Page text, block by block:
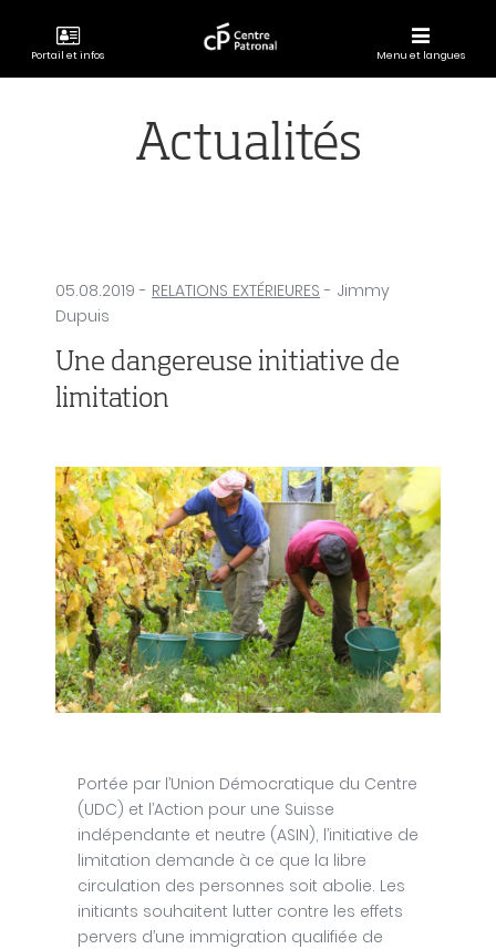
Portail et infos
CENTRE
Menu et langues
Actualités
05.08.2019 - RELATIONS EXTÉRIEURES - Jimmy
Dupuis
Une dangereuse initiative de
limitation
Portée par l’Union Démocratique du Centre
(UDC) et l’Action pour une Suisse
indépendante et neutre (ASIN), l’initiative de
limitation demande à ce que la libre
circulation des personnes soit abolie. Les
initiants souhaitent lutter contre les effets
pervers d’une immigration qualifiée de